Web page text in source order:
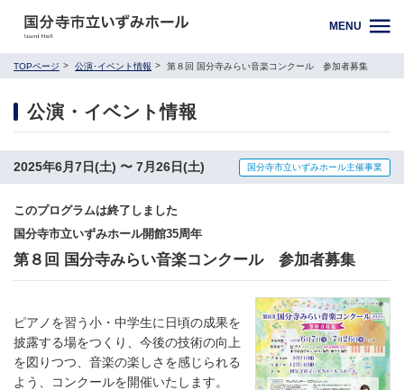
MENU
TOPページ 公演･イベント情報 第８回 国分寺みらい音楽コンクール 参加者募集
公演・イベント情報
2025年6月7日(土) 〜 7月26日(土) 国分寺市立いずみホール主催事業
このプログラムは終了しました
国分寺市立いずみホール開館35周年
第８回 国分寺みらい音楽コンクール 参加者募集
ピアノを習う小・中学生に日頃の成果を
披露する場をつくり、今後の技術の向上
を図りつつ、音楽の楽しさを感じられる
よう、コンクールを開催いたします。